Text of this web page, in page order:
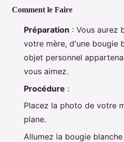
Comment le Faire
Préparation : Vous aurez
votre mère, d'une bougie
objet personnel
vous aimez.
Procédure :
Placez la photo de votre
plane.
Allumez la bougie